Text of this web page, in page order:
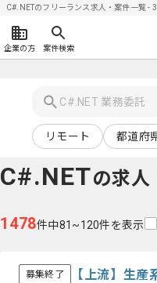
C#.NETのフリーランス求人・案件一覧 -
企業の方 案件検索
リモート 都道府
C#.NETの求人
1478件中81~120件を表示
募集終了 【上流】生